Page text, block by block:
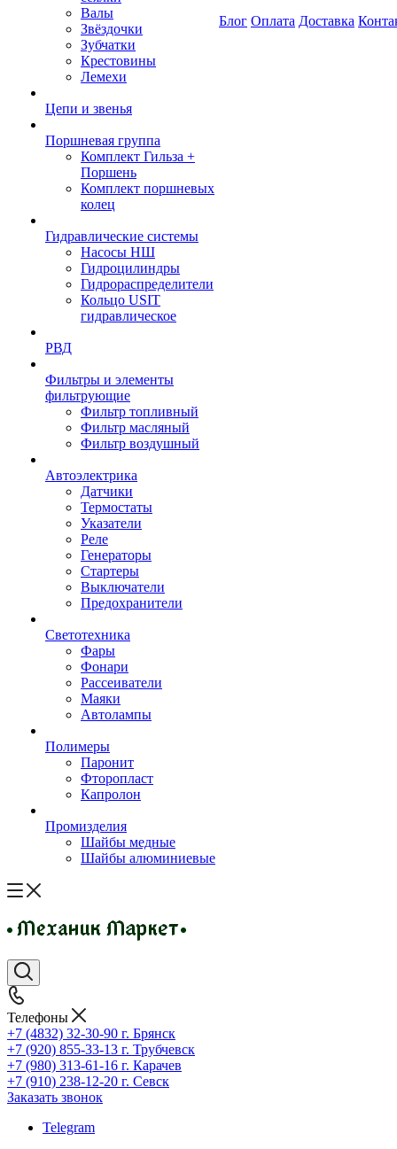
Валы
Звёздочки
Зубчатки
Крестовины
Лемехи
Цепи и звенья
Поршневая группа
Комплект Гильза +
Поршень
Комплект поршневых
колец
Гидравлические системы
Насосы НШ
Гидроцилиндры
Гидрораспределители
Кольцо USIT
гидравлическое
РВД
Фильтры и элементы
фильтрующие
Фильтр топливный
Фильтр масляный
Фильтр воздушный
Автоэлектрика
Датчики
Термостаты
Указатели
Реле
Генераторы
Стартеры
Выключатели
Предохранители
Светотехника
Фары
Фонари
Рассеиватели
Маяки
Автолампы
Полимеры
Паронит
Фторопласт
Капролон
Промизделия
Шайбы медные
Шайбы алюминиевые
Блог Оплата Доставка
Телефоны
+7 (4832) 32-30-90 г. Брянск
+7 (920) 855-33-13 г. Трубчевск
+7 (980) 313-61-16 г. Карачев
+7 (910) 238-12-20 г. Севск
Заказать звонок
Telegram